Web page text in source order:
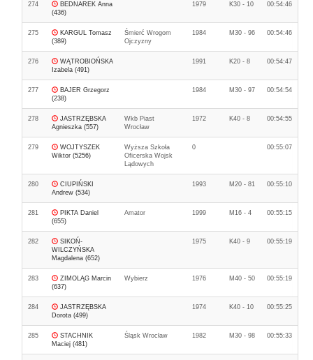
274
BEDNAREK Anna
(436)
1979 K30 - 10 00:54:46
275
KARGUL Tomasz
(389)
Śmierć Wrogom
Ojczyzny
1984 M30 - 96 00:54:46
276
WĄTROBIOŃSKA
Izabela (491)
1991 K20 - 8 00:54:47
277
BAJER Grzegorz
(238)
1984 M30 - 97 00:54:54
278
JASTRZĘBSKA
Agnieszka (557)
Wkb Piast
Wrocław
1972 K40 - 8 00:54:55
279
WOJTYSZEK
Wiktor (5256)
Wyższa Szkoła
Oficerska Wojsk
Lądowych
0 00:55:07
280
CIUPIŃSKI
Andrew (534)
1993 M20 - 81 00:55:10
281
PIKTA Daniel
(655)
Amator 1999 M16 - 4 00:55:15
282
SIKOŃ-
WILCZYŃSKA
Magdalena (652)
1975 K40 - 9 00:55:19
283
ZIMOLĄG Marcin
(637)
Wybierz 1976 M40 - 50 00:55:19
284
JASTRZĘBSKA
Dorota (499)
1974 K40 - 10 00:55:25
285
STACHNIK
Maciej (481)
Śląsk Wrocław 1982 M30 - 98 00:55:33